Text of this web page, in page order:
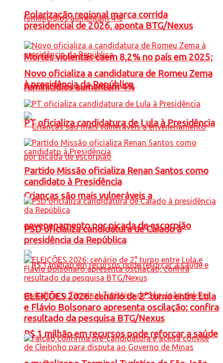
Mortes violentas caem 8,2% no país em 2025;
feminicídios aumentam 4%
Crianças são mais vulneráveis a
envenenamento por picada de escorpião
R$ 1 milhão em recursos pode reforçar a saúde
Polarização regional marca corrida
presidencial de 2026, aponta BTG/Nexus
Novo oficializa a candidatura de Romeu Zema
à presidência da República
PT oficializa candidatura de Lula à Presidência
Partido Missão oficializa Renan Santos como
candidato à Presidência
PSD oficializa candidatura de Caiado à
presidência da República
ELEIÇÕES 2026: cenário de 2° turno entre Lula
e Flávio Bolsonaro apresenta oscilação; confira
resultado da pesquisa BTG/Nexus